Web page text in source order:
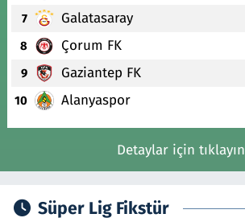
7 Galatasaray
8 Çorum FK
9 Gaziantep FK
10 Alanyaspor
Detaylar için tıklayın
Süper Lig Fikstür